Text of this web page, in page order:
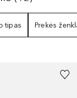
tipas Prekės